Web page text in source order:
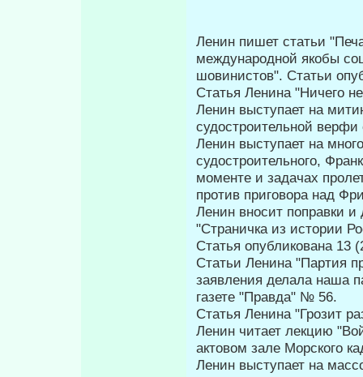
Ленин пишет статьи
международной якобы
шовинистов". Статьи
Статья Ленина "Ничего
Ленин выступает на
судостроительной
Ленин выступает на
судостроительного,
моменте и задачах
против приговора над
Ленин вносит поправки и
"Страничка из истории
Статья опубликована 13
Статьи Ленина "Партия
заявления делала наша
газете "Правда" № 56.
Статья Ленина "Грозит
Ленин читает лекцию
актовом зале Морского
Ленин выступает на